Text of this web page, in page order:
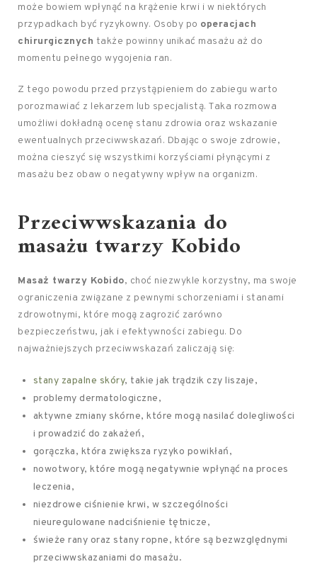
może bowiem wpłynąć na krążenie krwi i w niektórych
przypadkach być ryzykowny. Osoby po operacjach
chirurgicznych także powinny unikać masażu aż do
momentu pełnego wygojenia ran.
Z tego powodu przed przystąpieniem do zabiegu warto
porozmawiać z lekarzem lub specjalistą. Taka rozmowa
umożliwi dokładną ocenę stanu zdrowia oraz wskazanie
ewentualnych przeciwwskazań. Dbając o swoje zdrowie,
można cieszyć się wszystkimi korzyściami płynącymi z
masażu bez obaw o negatywny wpływ na organizm.
Przeciwwskazania do
masażu twarzy Kobido
Masaż twarzy Kobido, choć niezwykle korzystny, ma swoje
ograniczenia związane z pewnymi schorzeniami i stanami
zdrowotnymi, które mogą zagrozić zarówno
bezpieczeństwu, jak i efektywności zabiegu. Do
najważniejszych przeciwwskazań zaliczają się:
stany zapalne skóry, takie jak trądzik czy liszaje,
problemy dermatologiczne,
aktywne zmiany skórne, które mogą nasilać dolegliwości
i prowadzić do zakażeń,
gorączka, która zwiększa ryzyko powikłań,
nowotwory, które mogą negatywnie wpłynąć na proces
leczenia,
niezdrowe ciśnienie krwi, w szczególności
nieuregulowane nadciśnienie tętnicze,
świeże rany oraz stany ropne, które są bezwzględnymi
przeciwwskazaniami do masażu.